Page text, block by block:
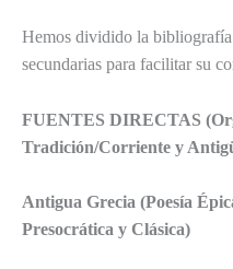
Hemos dividido la
secundarias para facilitar su
FUENTES DIRECTAS
Tradición/Corriente y
Antigua Grecia (Poesía
Presocrática y Clásica)